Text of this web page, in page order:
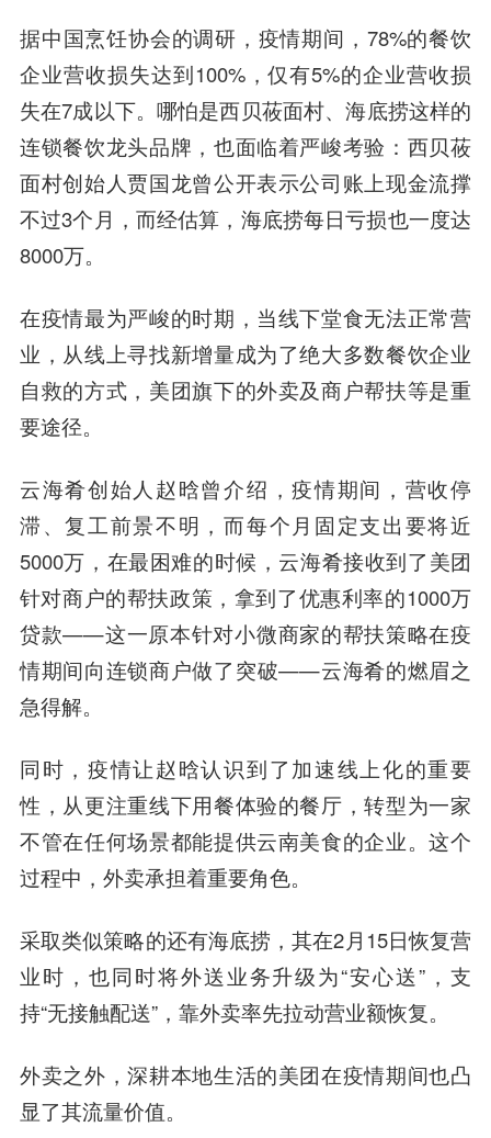
据中国烹饪协会的调研，疫情期间，78%的餐饮
企业营收损失达到100%，仅有5%的企业营收损
失在7成以下。哪怕是西贝莜面村、海底捞这样的
连锁餐饮龙头品牌，也面临着严峻考验：西贝莜
面村创始人贾国龙曾公开表示公司账上现金流撑
不过3个月，而经估算，海底捞每日亏损也一度达
8000万。
在疫情最为严峻的时期，当线下堂食无法正常营
业，从线上寻找新增量成为了绝大多数餐饮企业
自救的方式，美团旗下的外卖及商户帮扶等是重
要途径。
云海肴创始人赵晗曾介绍，疫情期间，营收停
滞、复工前景不明，而每个月固定支出要将近
5000万，在最困难的时候，云海肴接收到了美团
针对商户的帮扶政策，拿到了优惠利率的1000万
贷款——这一原本针对小微商家的帮扶策略在疫
情期间向连锁商户做了突破——云海肴的燃眉之
急得解。
同时，疫情让赵晗认识到了加速线上化的重要
性，从更注重线下用餐体验的餐厅，转型为一家
不管在任何场景都能提供云南美食的企业。这个
过程中，外卖承担着重要角色。
采取类似策略的还有海底捞，其在2月15日恢复营
业时，也同时将外送业务升级为“安心送”，支
持“无接触配送”，靠外卖率先拉动营业额恢复。
外卖之外，深耕本地生活的美团在疫情期间也凸
显了其流量价值。